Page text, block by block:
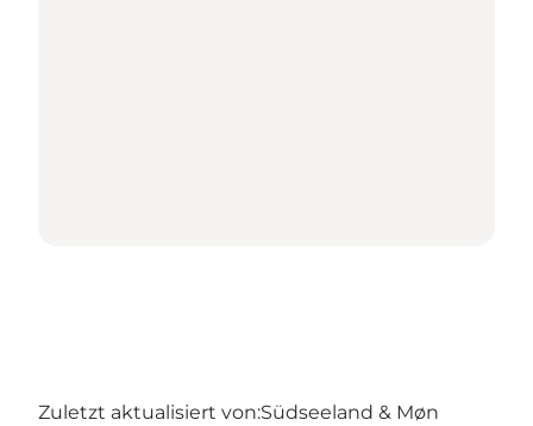
Zuletzt aktualisiert von:Südseeland & Møn